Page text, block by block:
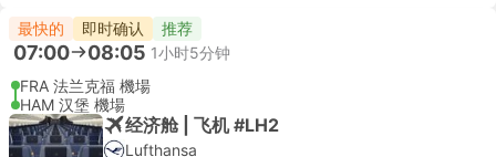
最快的 即时确认 推荐
07:00 08:05 1小时5分钟
FRA 法兰克福 機場
HAM 汉堡 機場
经济舱 | 飞机 #LH2
Lufthansa